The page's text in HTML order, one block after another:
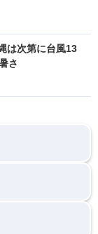
は次第に台風13
さ